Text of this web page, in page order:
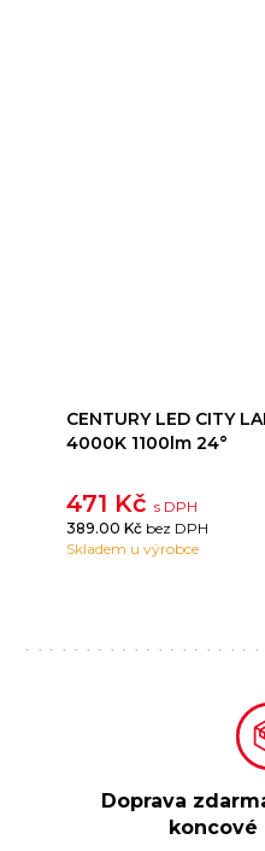
CENTURY LED CITY
4000K 1100lm 24°
471 Kčs DPH
389.00 Kč bez DPH
Skladem u výrobce
Doprava
koncové